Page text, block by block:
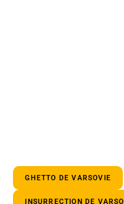
GHETTO DE VARSOVIE
INSURRECTION DE